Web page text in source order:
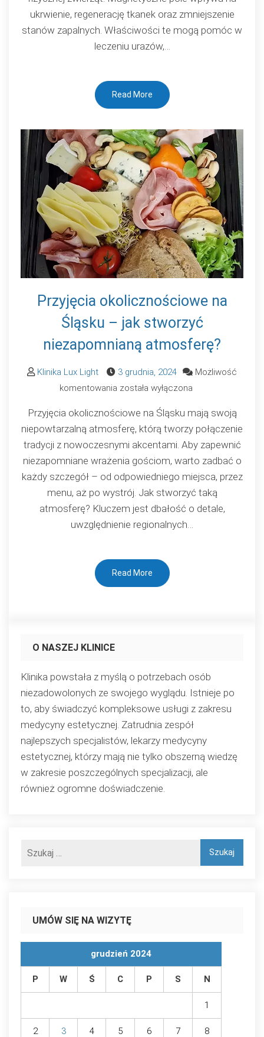
poprawę
zdrowia
koni
ukrwienie, regenerację tkanek oraz zmniejszenie
stanów zapalnych. Właściwości te mogą pomóc w
leczeniu urazów,…
Read More
Przyjęcia okolicznościowe na
Śląsku – jak stworzyć
niezapomnianą atmosferę?
Klinika Lux Light 3 grudnia, 2024
Możliwość
komentowania Przyjęcia
na
Śląsku
–
jak
stworzyć
niezapomnianą
atmosferę?
została wyłączona
Przyjęcia okolicznościowe na Śląsku mają swoją
niepowtarzalną atmosferę, którą tworzy połączenie
tradycji z nowoczesnymi akcentami. Aby zapewnić
niezapomniane wrażenia gościom, warto zadbać o
każdy szczegół – od odpowiedniego miejsca, przez
menu, aż po wystrój. Jak stworzyć taką
atmosferę? Kluczem jest dbałość o detale,
uwzględnienie regionalnych…
Read More
O NASZEJ KLINICE
Klinika powstała z myślą o potrzebach osób
niezadowolonych ze swojego wyglądu. Istnieje po
to, aby świadczyć kompleksowe usługi z zakresu
medycyny estetycznej. Zatrudnia zespół
najlepszych specjalistów, lekarzy medycyny
estetycznej, którzy mają nie tylko obszerną wiedzę
w zakresie poszczególnych specjalizacji, ale
również ogromne doświadczenie.
UMÓW SIĘ NA WIZYTĘ
grudzień 2024
P W Ś C P S N
1
2 3 4 5 6 7 8